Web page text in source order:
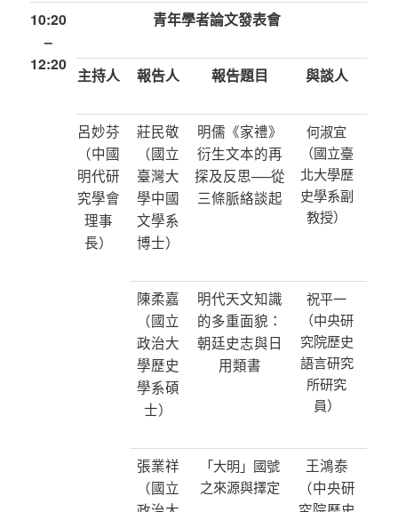
10:20
–
12:20
青年學者論文發表會
主持人 報告人 報告題目 與談人
呂妙芬
（中國
明代研
究學會
理事
長）
莊民敬
（國立
臺灣大
學中國
文學系
博士）
明儒《家禮》
衍生文本的再
探及反思──從
三條脈絡談起
何淑宜
（國立臺
北大學歷
史學系副
教授）
陳柔嘉
（國立
政治大
學歷史
學系碩
士）
明代天文知識
的多重面貌：
朝廷史志與日
用類書
祝平一
（中央研
究院歷史
語言研究
所研究
員）
張業祥
（國立
「大明」國號
之來源與擇定
王鴻泰
（中央研